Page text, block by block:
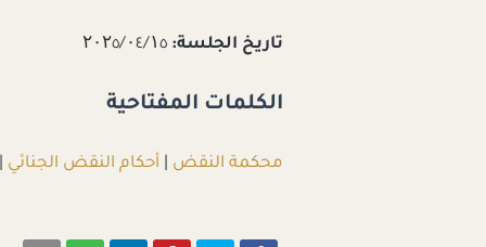
تاريخ الجلسة:
الكلمات المفتاحية
محكمة النقض أحكام النقض الجنائي